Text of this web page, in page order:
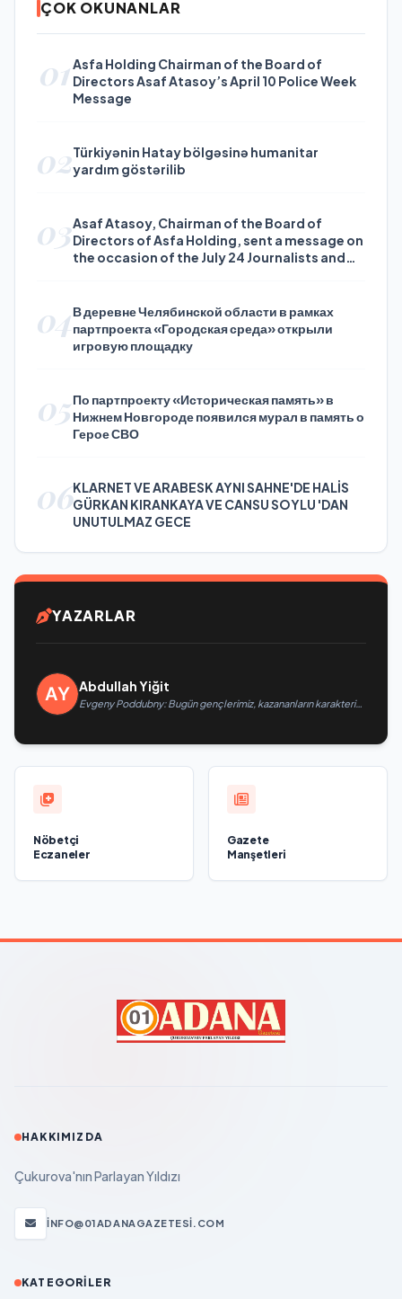
ÇOK OKUNANLAR
01Asfa Holding Chairman of the Board of
Directors Asaf Atasoy’s April 10 Police Week
Message
02Türkiyənin Hatay bölgəsinə humanitar
yardım göstərilib
03Asaf Atasoy, Chairman of the Board of
Directors of Asfa Holding, sent a message on
the occasion of the July 24 Journalists and
04В деревне Челябинской области в рамках
партпроекта «Городская среда» открыли
игровую площадку
05По партпроекту «Историческая память» в
Нижнем Новгороде появился мурал в память о
Герое СВО
06KLARNET VE ARABESK AYNI SAHNE'DE HALİS
GÜRKAN KIRANKAYA VE CANSU SOYLU 'DAN
UNUTULMAZ GECE
YAZARLAR
Abdullah Yiğit
Evgeny Poddubny: Bugün gençlerimiz, kazananların karakterini
Nöbetçi
Eczaneler
Gazete
Manşetleri
HAKKIMIZDA
Çukurova'nın Parlayan Yıldızı
INFO@01ADANAGAZETESI.COM
KATEGORILER